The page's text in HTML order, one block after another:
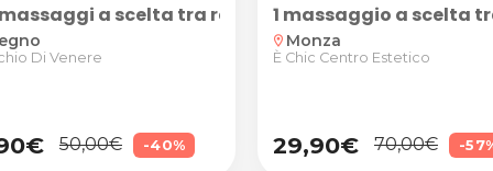
massaggi a scelta tra relax, decontratturante e
Di Venere
50,00€ -40%
1 massaggio a scelta
location_on Monza
È Chic Centro Estetico
29,90€ 70,00€ -